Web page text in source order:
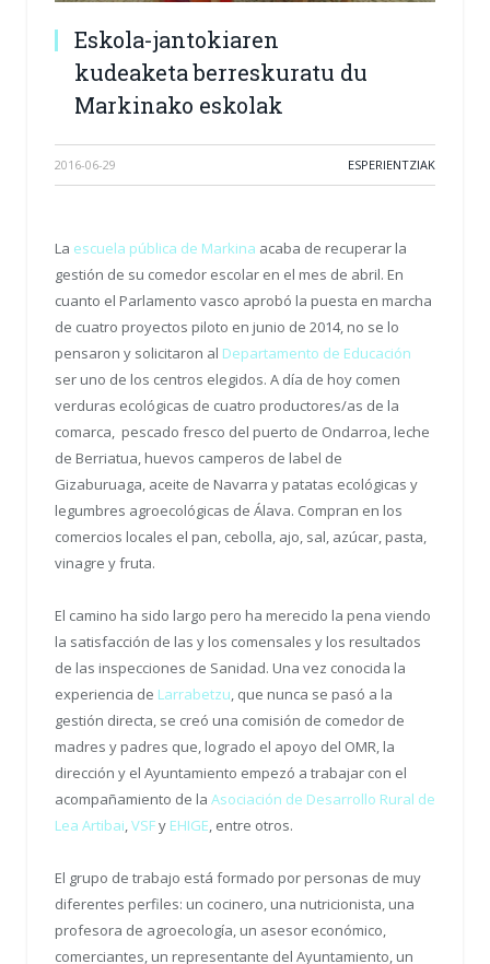
Eskola-jantokiaren
kudeaketa berreskuratu du
Markinako eskolak
2016-06-29 ESPERIENTZIAK
La escuela pública de Markina acaba de recuperar la
gestión de su comedor escolar en el mes de abril. En
cuanto el Parlamento vasco aprobó la puesta en marcha
de cuatro proyectos piloto en junio de 2014, no se lo
pensaron y solicitaron al Departamento de Educación
ser uno de los centros elegidos. A día de hoy comen
verduras ecológicas de cuatro productores/as de la
comarca, pescado fresco del puerto de Ondarroa, leche
de Berriatua, huevos camperos de label de
Gizaburuaga, aceite de Navarra y patatas ecológicas y
legumbres agroecológicas de Álava. Compran en los
comercios locales el pan, cebolla, ajo, sal, azúcar, pasta,
vinagre y fruta.
El camino ha sido largo pero ha merecido la pena viendo
la satisfacción de las y los comensales y los resultados
de las inspecciones de Sanidad. Una vez conocida la
experiencia de Larrabetzu, que nunca se pasó a la
gestión directa, se creó una comisión de comedor de
madres y padres que, logrado el apoyo del OMR, la
dirección y el Ayuntamiento empezó a trabajar con el
acompañamiento de la Asociación de Desarrollo Rural de
Lea Artibai,VSFy EHIGE, entre otros.
El grupo de trabajo está formado por personas de muy
diferentes perfiles: un cocinero, una nutricionista, una
profesora de agroecología, un asesor económico,
comerciantes, un representante del Ayuntamiento, un